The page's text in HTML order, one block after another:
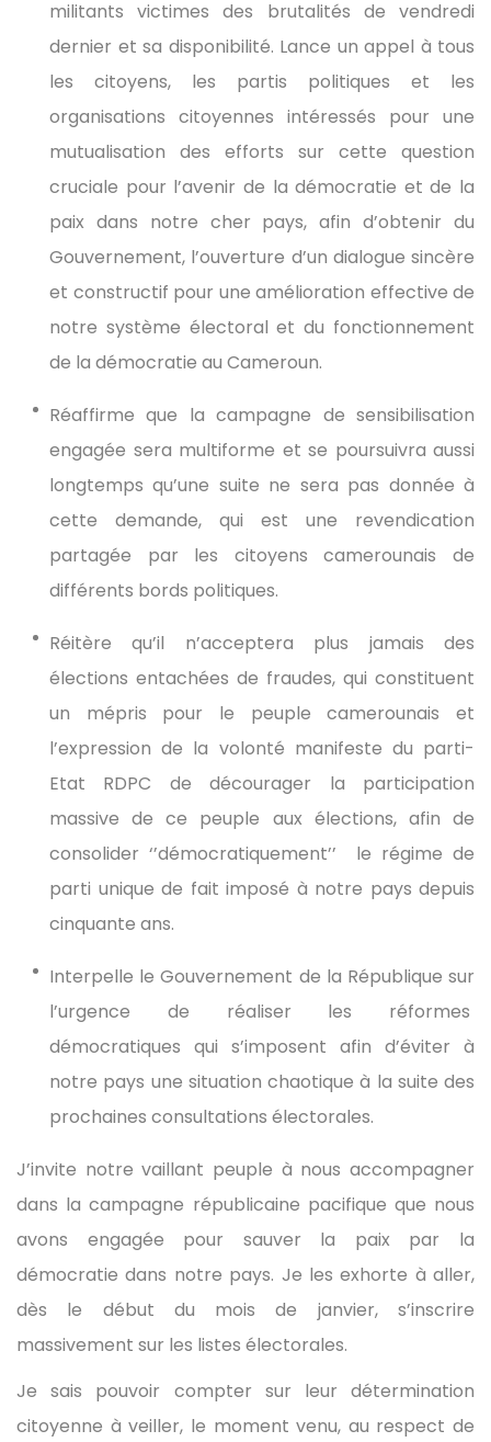
militants victimes des brutalités de vendredi
dernier et sa disponibilité. Lance un appel à tous
les citoyens, les partis politiques et les
organisations citoyennes intéressés pour une
mutualisation des efforts sur cette question
cruciale pour l’avenir de la démocratie et de la
paix dans notre cher pays, afin d’obtenir du
Gouvernement, l’ouverture d’un dialogue sincère
et constructif pour une amélioration effective de
notre système électoral et du fonctionnement
de la démocratie au Cameroun.
Réaffirme que la campagne de sensibilisation
engagée sera multiforme et se poursuivra aussi
longtemps qu’une suite ne sera pas donnée à
cette demande, qui est une revendication
partagée par les citoyens camerounais de
différents bords politiques.
Réitère qu’il n’acceptera plus jamais des
élections entachées de fraudes, qui constituent
un mépris pour le peuple camerounais et
l’expression de la volonté manifeste du parti-
Etat RDPC de décourager la participation
massive de ce peuple aux élections, afin de
consolider ‘’démocratiquement’’ le régime de
parti unique de fait imposé à notre pays depuis
cinquante ans.
Interpelle le Gouvernement de la République sur
l’urgence de réaliser les réformes
démocratiques qui s’imposent afin d’éviter à
notre pays une situation chaotique à la suite des
prochaines consultations électorales.
J’invite notre vaillant peuple à nous accompagner
dans la campagne républicaine pacifique que nous
avons engagée pour sauver la paix par la
démocratie dans notre pays. Je les exhorte à aller,
dès le début du mois de janvier, s’inscrire
massivement sur les listes électorales.
Je sais pouvoir compter sur leur détermination
citoyenne à veiller, le moment venu, au respect de